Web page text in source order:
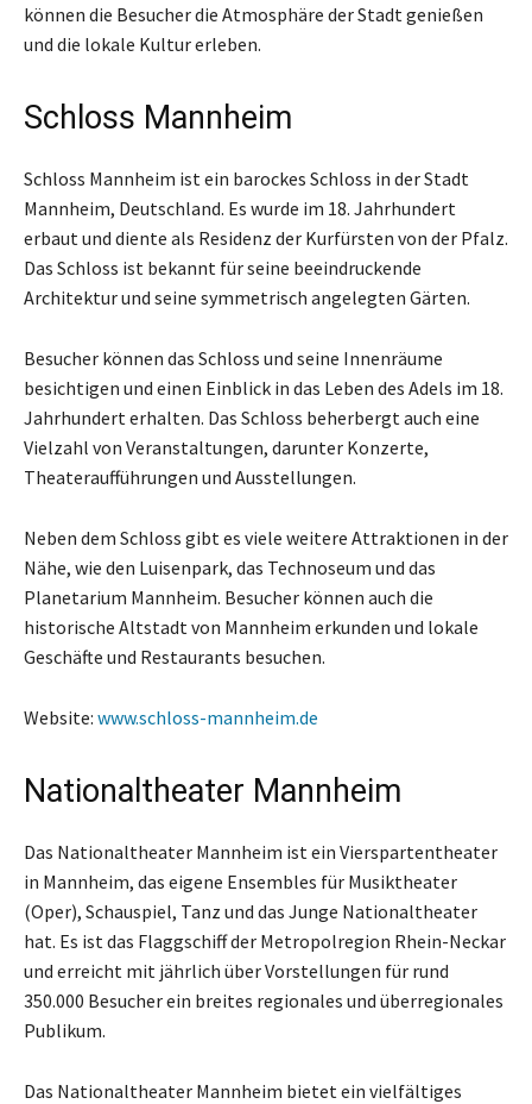
können die Besucher die Atmosphäre der Stadt genießen
und die lokale Kultur erleben.
Schloss Mannheim
Schloss Mannheim ist ein barockes Schloss in der Stadt
Mannheim, Deutschland. Es wurde im 18. Jahrhundert
erbaut und diente als Residenz der Kurfürsten von der Pfalz.
Das Schloss ist bekannt für seine beeindruckende
Architektur und seine symmetrisch angelegten Gärten.
Besucher können das Schloss und seine Innenräume
besichtigen und einen Einblick in das Leben des Adels im 18.
Jahrhundert erhalten. Das Schloss beherbergt auch eine
Vielzahl von Veranstaltungen, darunter Konzerte,
Theateraufführungen und Ausstellungen.
Neben dem Schloss gibt es viele weitere Attraktionen in der
Nähe, wie den Luisenpark, das Technoseum und das
Planetarium Mannheim. Besucher können auch die
historische Altstadt von Mannheim erkunden und lokale
Geschäfte und Restaurants besuchen.
Website: www.schloss-mannheim.de
Nationaltheater Mannheim
Das Nationaltheater Mannheim ist ein Vierspartentheater
in Mannheim, das eigene Ensembles für Musiktheater
(Oper), Schauspiel, Tanz und das Junge Nationaltheater
hat. Es ist das Flaggschiff der Metropolregion Rhein-Neckar
und erreicht mit jährlich über Vorstellungen für rund
350.000 Besucher ein breites regionales und überregionales
Publikum.
Das Nationaltheater Mannheim bietet ein vielfältiges